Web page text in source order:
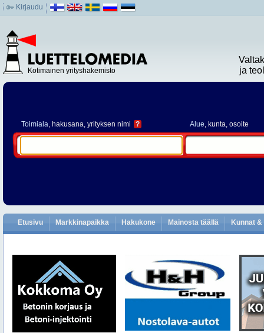
Kirjaudu
Kotimainen yrityshakemisto
ja
Toimiala, hakusana, yrityksen nimi ? Alue, kunta, osoite
Etusivu Markkinapaikka Hakukone Mainosta täällä Kunnat